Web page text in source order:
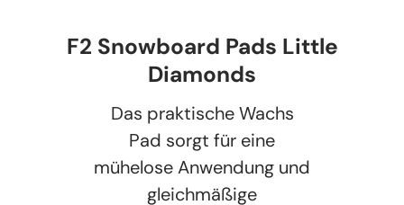
F2 Snowboard Pads Little
Diamonds
Das praktische Wachs
Pad sorgt für eine
mühelose Anwendung und
gleichmäßige